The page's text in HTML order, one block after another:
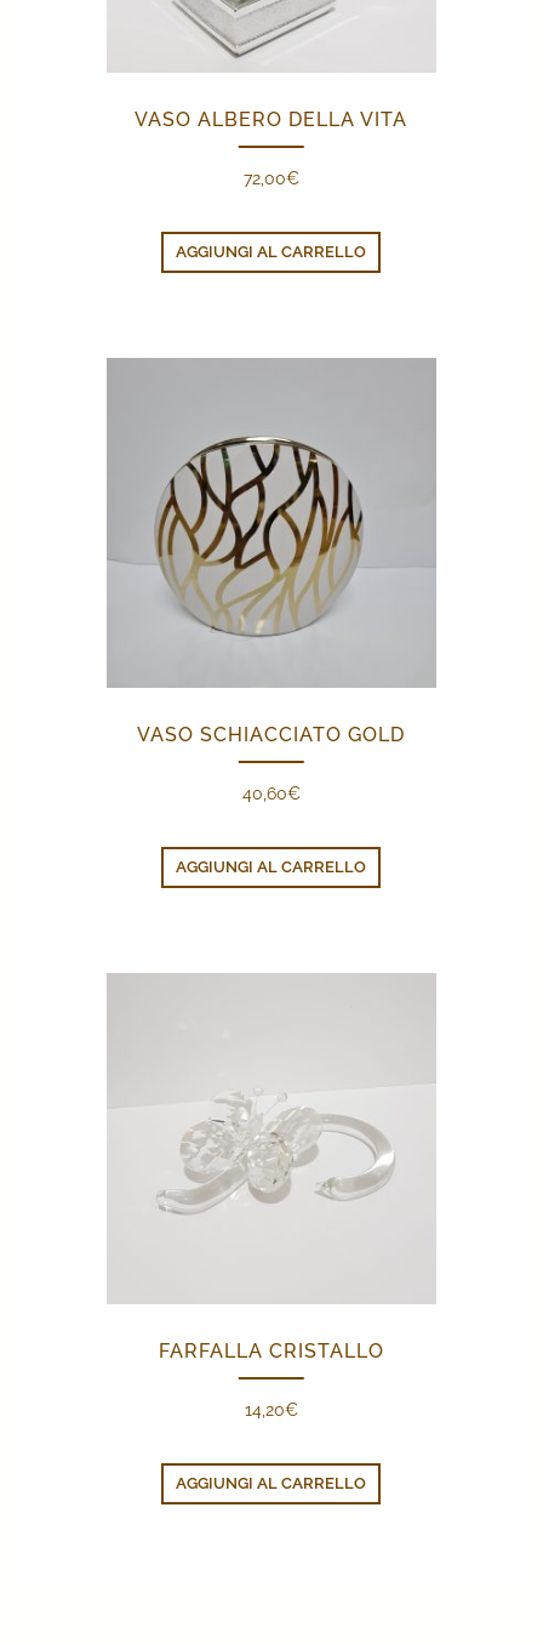
VASO ALBERO DELLA VITA
72,00€
AGGIUNGI AL CARRELLO
VASO SCHIACCIATO GOLD
40,60€
AGGIUNGI AL CARRELLO
FARFALLA CRISTALLO
14,20€
AGGIUNGI AL CARRELLO